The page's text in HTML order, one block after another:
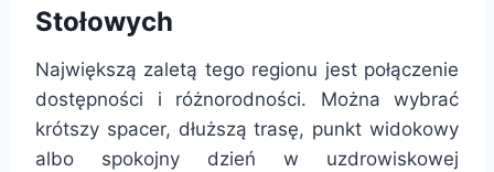
Stołowych
Największą zaletą tego regionu jest połączenie
dostępności i różnorodności. Można wybrać
krótszy spacer, dłuższą trasę, punkt widokowy
albo spokojny dzień w uzdrowiskowej